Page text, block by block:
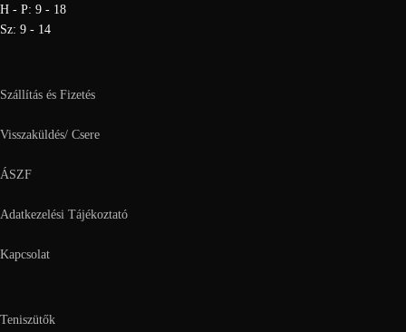
H - P: 9 - 18
Sz: 9 - 14
Szállítás és Fizetés
Visszaküldés/ Csere
ÁSZF
Adatkezelési Tájékoztató
Kapcsolat
Teniszütők